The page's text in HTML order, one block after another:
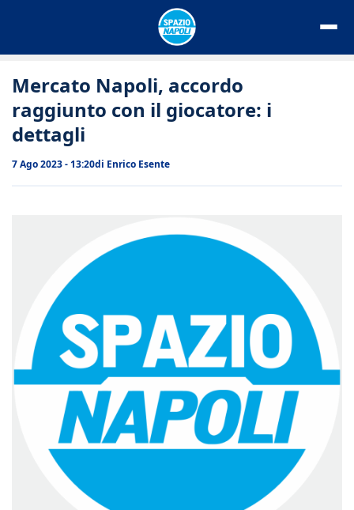
Mercato Napoli, accordo
raggiunto con il giocatore: i
dettagli
7 Ago 2023 - 13:20di Enrico Esente